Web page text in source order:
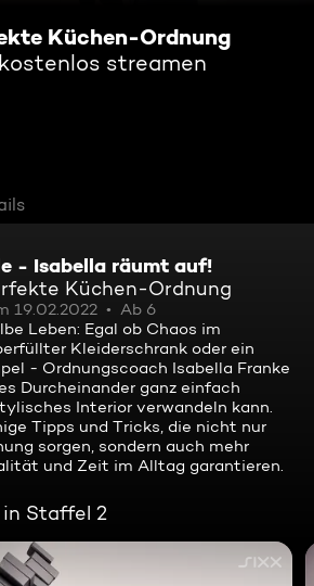
Küchen-Ordnung
streamen
- Isabella räumt auf!
Küchen-Ordnung
19.02.2022
Ab 6
Leben: Egal ob Chaos im
Kleiderschrank oder ein
- Ordnungscoach Isabella Franke
Durcheinander ganz einfach
Interior verwandeln kann.
Tipps und Tricks, die nicht nur
sorgen, sondern auch mehr
und Zeit im Alltag garantieren.
Staffel 2